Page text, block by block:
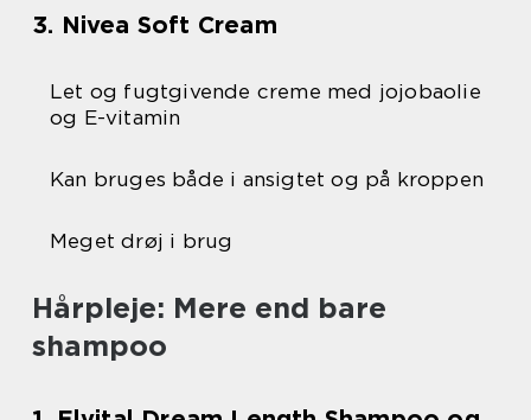
3. Nivea Soft Cream
Let og fugtgivende creme med jojobaolie
og E-vitamin
Kan bruges både i ansigtet og på kroppen
Meget drøj i brug
Hårpleje: Mere end bare
shampoo